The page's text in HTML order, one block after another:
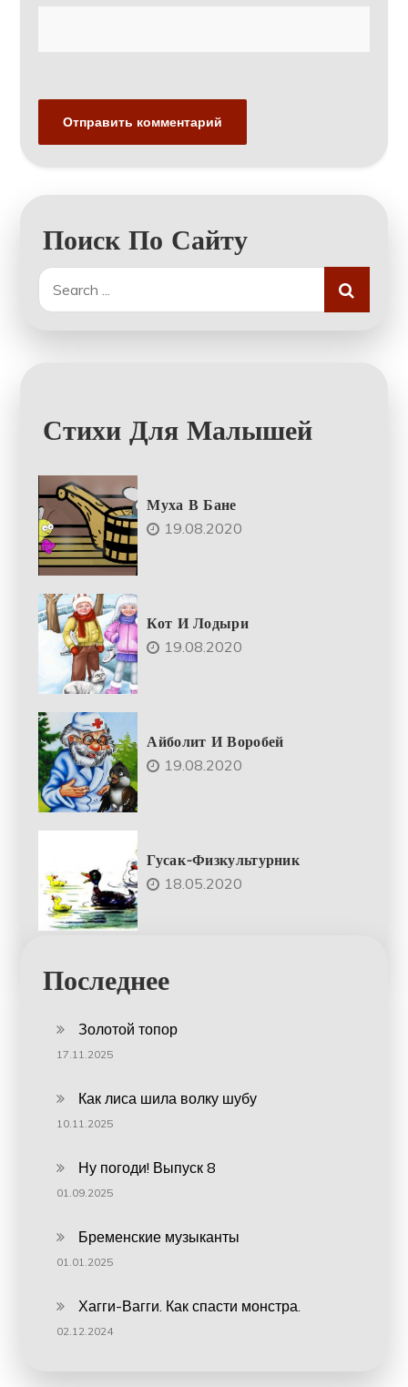
Поиск По Сайту
Search
for:
Стихи Для Малышей
Муха В Бане
19.08.2020
Кот И Лодыри
19.08.2020
Айболит И Воробей
19.08.2020
Гусак-Физкультурник
18.05.2020
Последнее
Золотой топор
17.11.2025
Как лиса шила волку шубу
10.11.2025
Ну погоди! Выпуск 8
01.09.2025
Бременские музыканты
01.01.2025
Хагги-Вагги. Как спасти монстра.
02.12.2024